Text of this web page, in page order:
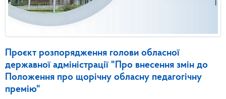
Проєкт розпорядження голови обласної
державної адміністрації "Про внесення змін до
Положення про щорічну обласну педагогічну
премію"